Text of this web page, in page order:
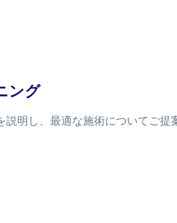
ング
説明し、最適な施術についてご提